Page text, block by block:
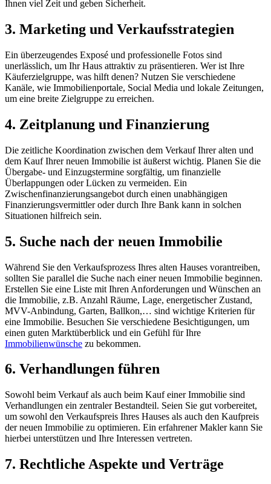
Ihnen viel Zeit und geben Sicherheit.
3. Marketing und Verkaufsstrategien
Ein überzeugendes Exposé und professionelle Fotos sind
unerlässlich, um Ihr Haus attraktiv zu präsentieren. Wer ist Ihre
Käuferzielgruppe, was hilft denen? Nutzen Sie verschiedene
Kanäle, wie Immobilienportale, Social Media und lokale Zeitungen,
um eine breite Zielgruppe zu erreichen.
4. Zeitplanung und Finanzierung
Die zeitliche Koordination zwischen dem Verkauf Ihrer alten und
dem Kauf Ihrer neuen Immobilie ist äußerst wichtig. Planen Sie die
Übergabe- und Einzugstermine sorgfältig, um finanzielle
Überlappungen oder Lücken zu vermeiden. Ein
Zwischenfinanzierungsangebot durch einen unabhängigen
Finanzierungsvermittler oder durch Ihre Bank kann in solchen
Situationen hilfreich sein.
5. Suche nach der neuen Immobilie
Während Sie den Verkaufsprozess Ihres alten Hauses vorantreiben,
sollten Sie parallel die Suche nach einer neuen Immobilie beginnen.
Erstellen Sie eine Liste mit Ihren Anforderungen und Wünschen an
die Immobilie, z.B. Anzahl Räume, Lage, energetischer Zustand,
MVV-Anbindung, Garten, Ballkon,… sind wichtige Kriterien für
eine Immobilie. Besuchen Sie verschiedene Besichtigungen, um
einen guten Marktüberblick und ein Gefühl für Ihre
Immobilienwünsche zu bekommen.
6. Verhandlungen führen
Sowohl beim Verkauf als auch beim Kauf einer Immobilie sind
Verhandlungen ein zentraler Bestandteil. Seien Sie gut vorbereitet,
um sowohl den Verkaufspreis Ihres Hauses als auch den Kaufpreis
der neuen Immobilie zu optimieren. Ein erfahrener Makler kann Sie
hierbei unterstützen und Ihre Interessen vertreten.
7. Rechtliche Aspekte und Verträge